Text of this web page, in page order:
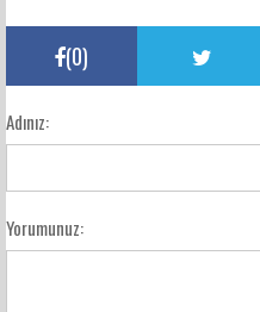
(0)
Adınız:
Yorumunuz: